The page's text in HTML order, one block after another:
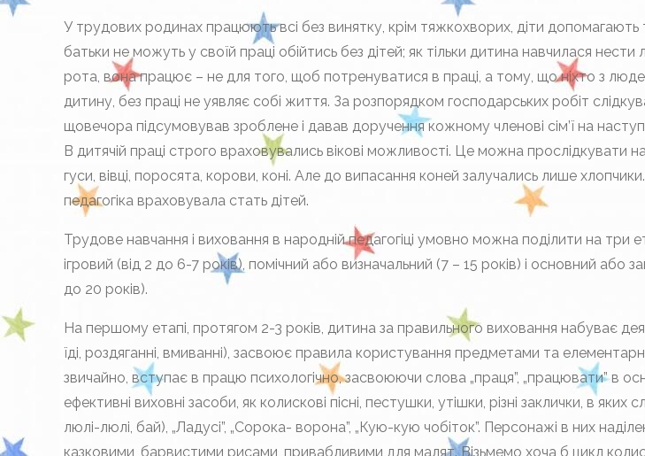
У трудових родинах працюють всі без винятку, крім тяжкохворих, діти допомагають
батьки не можуть у своїй праці обійтись без дітей; як тільки дитина навчилася нести
рота, вона працює – не для того, щоб потренуватися в праці, а тому, що ніхто з
дитину, без праці не уявляє собі життя. За розпорядком господарських робіт
щовечора підсумовував зроблене і давав доручення кожному членові сім’ї на
В дитячій праці строго враховувались вікові можливості. Це можна прослідкувати
гуси, вівці, поросята, корови, коні. Але до випасання коней залучались лише
педагогіка враховувала стать дітей.
Трудове навчання і виховання в народній педагогіці умовно можна поділити на три
ігровий (від 2 до 6-7 років), помічний або визначальний (7 – 15 років) і основний або
до 20 років).
На першому етапі, протягом 2-3 років, дитина за правильного виховання набуває
їді, роздяганні, вмиванні), засвоює правила користування предметами та
звичайно, вступає в працю психологічно, засвоюючи слова „праця”, „працювати” в
ефективні виховні засоби, як колискові пісні, пестушки, утішки, різні заклички, в яких
люлі-люлі, бай), „Ладусі”, „Сорока- ворона”, „Кую-кую чобіток”. Персонажі в них
казковими, барвистими рисами, привабливими для малят. Візьмемо хоча б цикл